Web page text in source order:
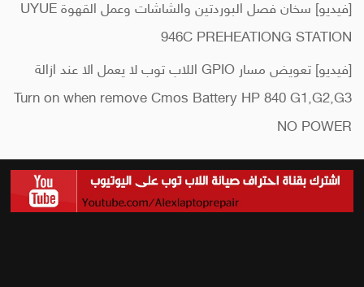
[فيديو] سخان فصل البوردتين والشاشات وعمل القهوة UYUE
946C PREHEATIONG STATION
[فيديو] تعويض مسار GPIO اللاب توب لا يعمل الا عند ازالة
Turn on when remove Cmos Battery HP 840 G1,G2,G3
NO POWER